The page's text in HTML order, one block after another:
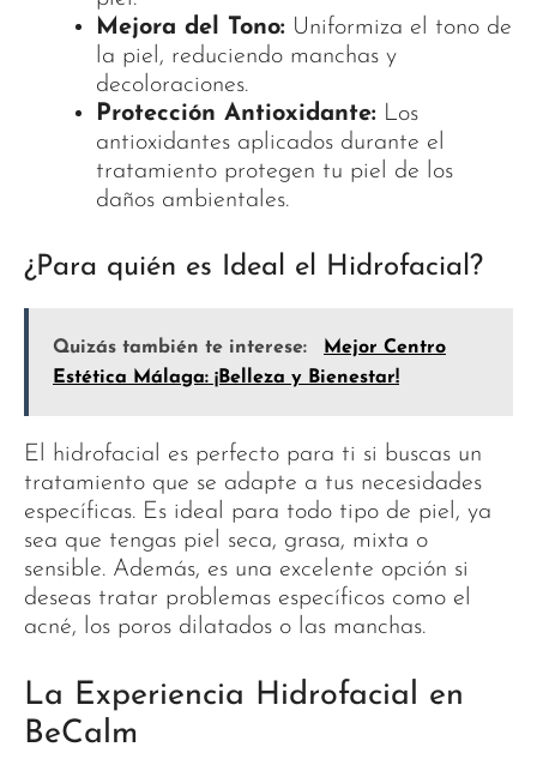
Mejora del Tono: Uniformiza el tono de
la piel, reduciendo manchas y
decoloraciones.
Protección Antioxidante: Los
antioxidantes aplicados durante el
tratamiento protegen tu piel de los
daños ambientales.
¿Para quién es Ideal el Hidrofacial?
Quizás también te interese:
Mejor Centro
Estética Málaga: ¡Belleza y Bienestar!
El hidrofacial es perfecto para ti si buscas un
tratamiento que se adapte a tus necesidades
específicas. Es ideal para todo tipo de piel, ya
sea que tengas piel seca, grasa, mixta o
sensible. Además, es una excelente opción si
deseas tratar problemas específicos como el
acné, los poros dilatados o las manchas.
La Experiencia Hidrofacial en
BeCalm